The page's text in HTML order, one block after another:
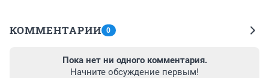
КОММЕНТАРИИ 0
Пока нет ни одного комментария.
Начните обсуждение первым!